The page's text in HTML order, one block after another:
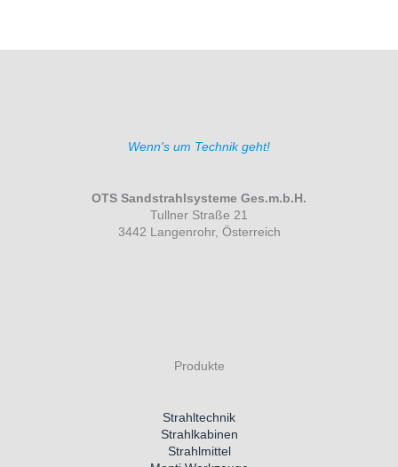
Wenn's um Technik geht!
OTS Sandstrahlsysteme Ges.m.b.H.
Tullner Straße 21
3442 Langenrohr, Österreich
Produkte
Strahltechnik
Strahlkabinen
Strahlmittel